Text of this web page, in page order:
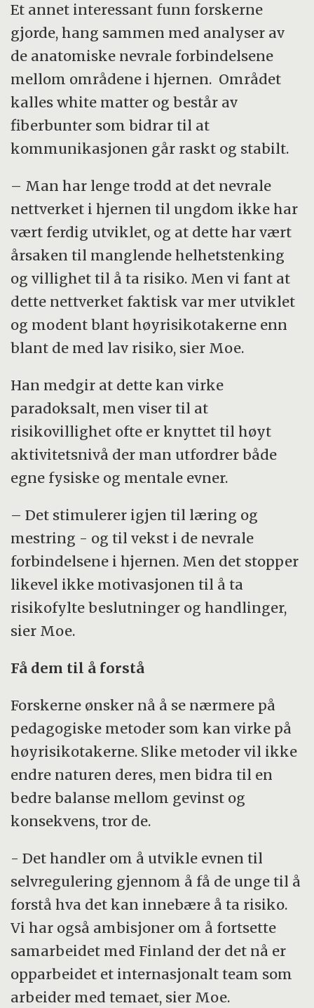
Et annet interessant funn forskerne
gjorde, hang sammen med analyser av
de anatomiske nevrale forbindelsene
mellom områdene i hjernen. Området
kalles white matter og består av
fiberbunter som bidrar til at
kommunikasjonen går raskt og stabilt.
– Man har lenge trodd at det nevrale
nettverket i hjernen til ungdom ikke har
vært ferdig utviklet, og at dette har vært
årsaken til manglende helhetstenking
og villighet til å ta risiko. Men vi fant at
dette nettverket faktisk var mer utviklet
og modent blant høyrisikotakerne enn
blant de med lav risiko, sier Moe.
Han medgir at dette kan virke
paradoksalt, men viser til at
risikovillighet ofte er knyttet til høyt
aktivitetsnivå der man utfordrer både
egne fysiske og mentale evner.
– Det stimulerer igjen til læring og
mestring - og til vekst i de nevrale
forbindelsene i hjernen. Men det stopper
likevel ikke motivasjonen til å ta
risikofylte beslutninger og handlinger,
sier Moe.
Få dem til å forstå
Forskerne ønsker nå å se nærmere på
pedagogiske metoder som kan virke på
høyrisikotakerne. Slike metoder vil ikke
endre naturen deres, men bidra til en
bedre balanse mellom gevinst og
konsekvens, tror de.
- Det handler om å utvikle evnen til
selvregulering gjennom å få de unge til å
forstå hva det kan innebære å ta risiko.
Vi har også ambisjoner om å fortsette
samarbeidet med Finland der det nå er
opparbeidet et internasjonalt team som
arbeider med temaet, sier Moe.